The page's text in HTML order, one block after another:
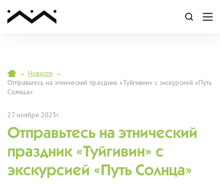
→ Новости →
Отправьтесь на этнический праздник «Туйгивин» с экскурсией «Путь
Солнца»
27 ноября 2023г.
Отправьтесь на этнический
праздник «Туйгивин» с
экскурсией «Путь Солнца»